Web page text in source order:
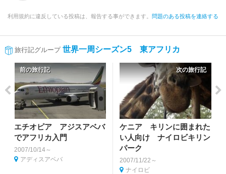
利用規約に違反している投稿は、報告する事ができます。 問題のある投稿を連絡する
旅行記グループ 世界一周シーズン5 東アフリカ
前の旅行記
エチオピア アジスアベバ
でアフリカ入門
2007/10/14～
アディスアベバ
次の旅行記
ケニア キリンに囲まれた
い人向け ナイロビキリン
パーク
2007/11/22～
ナイロビ